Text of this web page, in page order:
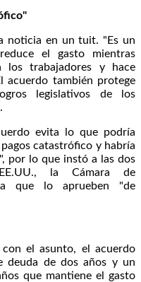
noticia en un tuit. "Es un
el gasto mientras
los trabajadores y hace
acuerdo también protege
legislativos de los
evita lo que podría
catastrófico y habría
por lo que instó a las dos
la Cámara de
a que lo aprueben "de
con el asunto, el acuerdo
deuda de dos años y un
que mantiene el gasto